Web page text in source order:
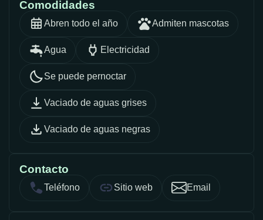
Comodidades
Abren todo el año Admiten mascotas
Agua Electricidad
Se puede pernoctar
Vaciado de aguas grises
Vaciado de aguas negras
Contacto
Teléfono Sitio web Email